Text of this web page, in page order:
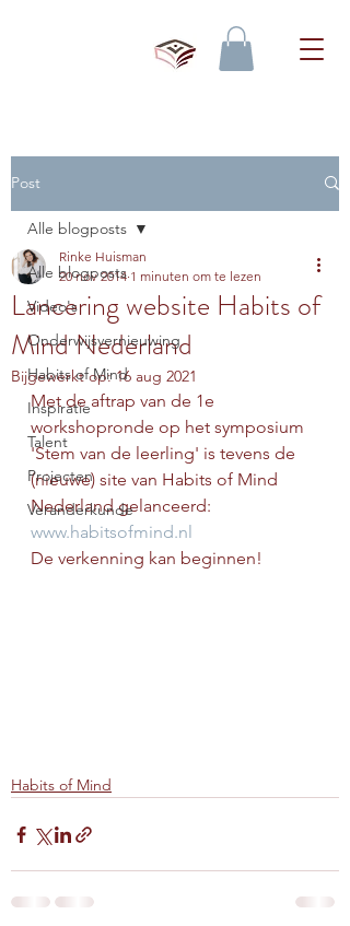
Post
Alle blogposts
Video's
Onderwijsvernieuwing
Habits of Mind
Inspiratie
Talent
Projecten
Veranderkunde
Alle blogposts
Lancering website Habits of
Mind Nederland
Rinke Huisman
20 nov 2014 1 minuten om te lezen
Bijgewerkt op:16 aug 2021
Met de aftrap van de 1e
workshopronde op het symposium
'Stem van de leerling' is tevens de
(nieuwe) site van Habits of Mind
Nederland gelanceerd:
www.habitsofmind.nl
De verkenning kan beginnen!
Habits of Mind